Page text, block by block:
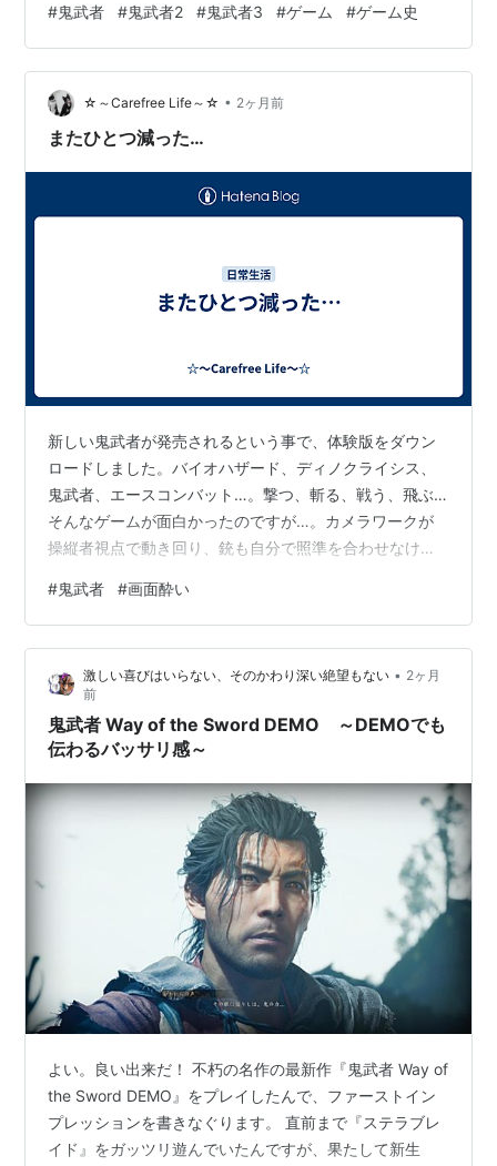
「鬼の篭手」を身につけた侍が、跋扈する幻魔を斬り払
うダークファンタジーアクションが帰ってきます。 しか
し、シリーズを初めて遊ぶ人や、「昔やったけどストー
リーを忘れた」という人も多いはず。 そこでこの記事で
は、鬼武者1〜3・新鬼武者…
#鬼武者 #鬼武者2 #鬼武者3 #ゲーム #ゲーム史
☆～Carefree Life～☆ • 2ヶ月前
またひとつ減った…
新しい鬼武者が発売されるという事で、体験版をダウン
ロードしました。バイオハザード、ディノクライシス、
鬼武者、エースコンバット…。撃つ、斬る、戦う、飛ぶ…
そんなゲームが面白かったのですが…。カメラワークが
操縦者視点で動き回り、銃も自分で照準を合わせなけれ
やりたくてもできないゲームになってしまいました。そ
んな中、斬って戦う鬼武者が出るという事で、これはま
だ遊べるのではないか…と少し期待したのですが、結果
的に言えば、無理でした……。 やっぱり一番の原因は、
あの操縦者目線のカメラワークですね。画面酔い軽減の
設定をしても、ものの数分画面を見ていたら目の奥…
#鬼武者 #画面酔い
激しい喜びはいらない、そのかわり深い絶望もない • 2ヶ月
前
鬼武者 Way of the Sword DEMO ～DEMOでも
伝わるバッサリ感～
よい。良い出来だ！ 不朽の名作の最新作『鬼武者 Way of
the Sword DEMO』をプレイしたんで、ファーストイン
プレッションを書きなぐります。 直前まで『ステラブレ
イド』をガッツリ遊んでいたんですが、果たして新生